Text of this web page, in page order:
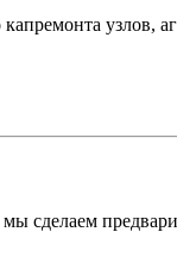
узлов,
сделаем